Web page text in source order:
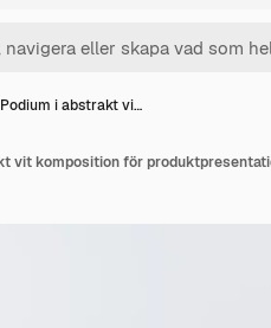
Podium i abstrakt vi…